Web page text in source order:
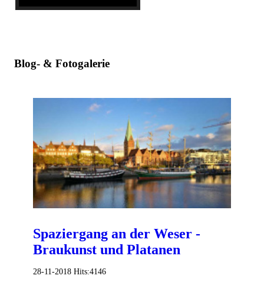
Blog- & Fotogalerie
Spaziergang an der Weser -
Braukunst und Platanen
28-11-2018 Hits:4146